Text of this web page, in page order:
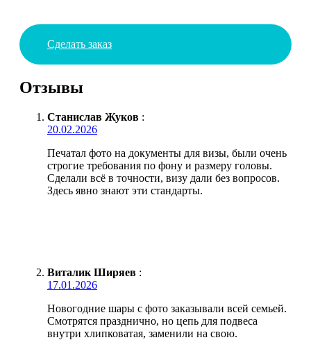
Сделать заказ
Отзывы
Станислав Жуков :
20.02.2026
Печатал фото на документы для визы, были очень
строгие требования по фону и размеру головы.
Сделали всё в точности, визу дали без вопросов.
Здесь явно знают эти стандарты.
Виталик Ширяев :
17.01.2026
Новогодние шары с фото заказывали всей семьей.
Смотрятся празднично, но цепь для подвеса
внутри хлипковатая, заменили на свою.